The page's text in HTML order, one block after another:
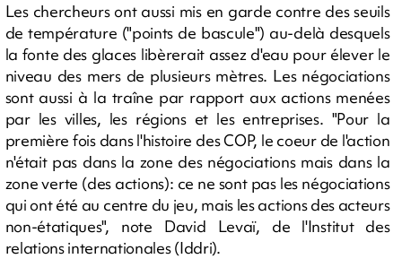
Les chercheurs ont aussi mis en garde contre des seuils
de température ("points de bascule") au-delà desquels
la fonte des glaces libèrerait assez d'eau pour élever le
niveau des mers de plusieurs mètres. Les négociations
sont aussi à la traîne par rapport aux actions menées
par les villes, les régions et les entreprises. "Pour la
première fois dans l'histoire des COP, le coeur de l'action
n'était pas dans la zone des négociations mais dans la
zone verte (des actions): ce ne sont pas les négociations
qui ont été au centre du jeu, mais les actions des acteurs
non-étatiques", note David Levaï, de l'Institut des
relations internationales (Iddri).